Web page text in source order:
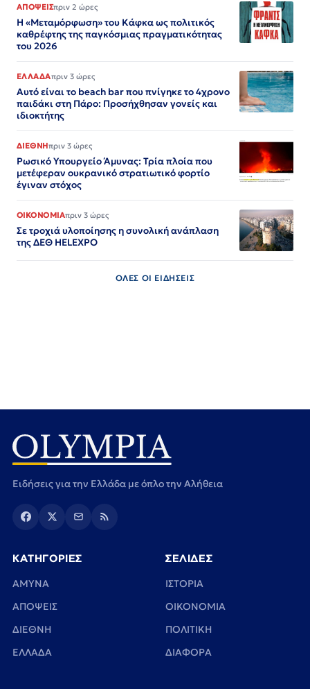
ΑΠΟΨΕΙΣπριν 2 ώρες
Η «Μεταμόρφωση» του Κάφκα ως πολιτικός
καθρέφτης της παγκόσμιας πραγματικότητας
του 2026
ΕΛΛΑΔΑπριν 3 ώρες
Αυτό είναι το beach bar που πνίγηκε το 4χρονο
παιδάκι στη Πάρο: Προσήχθησαν γονείς και
ιδιοκτήτης
ΔΙΕΘΝΗπριν 3 ώρες
Ρωσικό Υπουργείο Άμυνας: Τρία πλοία που
μετέφεραν ουκρανικό στρατιωτικό φορτίο
έγιναν στόχος
ΟΙΚΟΝΟΜΙΑπριν 3 ώρες
Σε τροχιά υλοποίησης η συνολική ανάπλαση
της ΔΕΘ HELEXPO
ΟΛΕΣ ΟΙ ΕΙΔΗΣΕΙΣ
Ειδήσεις για την Ελλάδα με όπλο την Αλήθεια
ΚΑΤΗΓΟΡΙΕΣ
ΑΜΥΝΑ
ΑΠΟΨΕΙΣ
ΔΙΕΘΝΗ
ΕΛΛΑΔΑ
ΣΕΛΙΔΕΣ
ΙΣΤΟΡΙΑ
ΟΙΚΟΝΟΜΙΑ
ΠΟΛΙΤΙΚΗ
ΔΙΑΦΟΡΑ